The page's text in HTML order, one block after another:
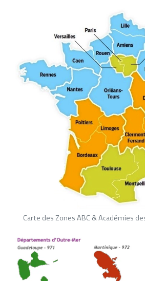
Carte des Zones ABC & Académies